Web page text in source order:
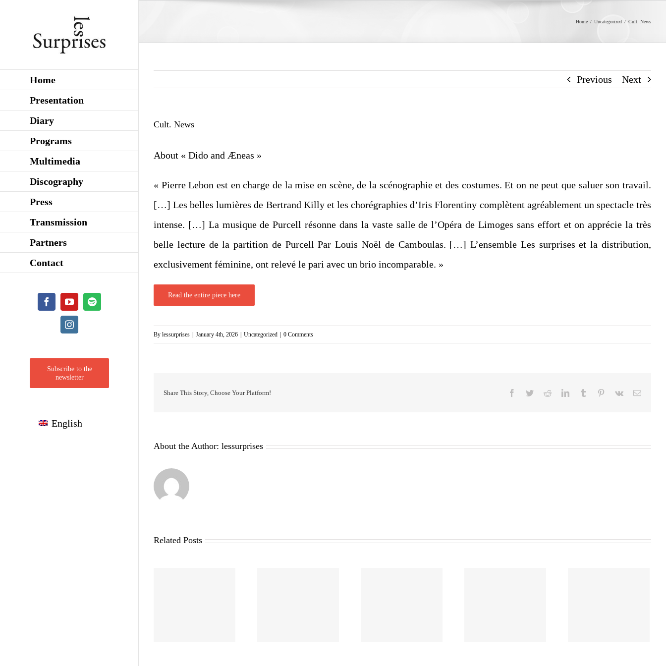
Home
Presentation
Diary
Programs
Multimedia
Discography
Press
Transmission
Partners
Contact
FacebookYouTubeSpotify
Instagram
Subscribe to the
newsletter
English
Home / Uncategorized / Cult. News
Previous Next
Cult. News
About « Dido and Æneas »
« Pierre Lebon est en charge de la mise en scène, de la scénographie et des costumes. Et on ne peut que saluer son travail.
[…] Les belles lumières de Bertrand Killy et les chorégraphies d’Iris Florentiny complètent agréablement un spectacle très
intense. […] La musique de Purcell résonne dans la vaste salle de l’Opéra de Limoges sans effort et on apprécie la très
belle lecture de la partition de Purcell Par Louis Noël de Camboulas. […] L’ensemble Les surprises et la distribution,
exclusivement féminine, ont relevé le pari avec un brio incomparable. »
Read the entire piece here
By lessurprises January 4th, 2026 Uncategorized 0 Comments
Share This Story, Choose Your Platform! Facebook
TwitterRedditLinkedInTumblr Pinterest
Vk Email
About the Author: lessurprises
Related Posts